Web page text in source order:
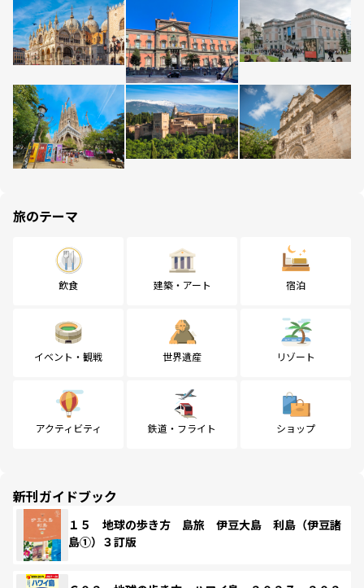
旅のテーマ
飲食 建築・アート 宿泊
イベント・観戦 世界遺産 リゾート
アクティビティ 鉄道・フライト ショップ
新刊ガイドブック
１５ 地球の歩き方 島旅 伊豆大島 利島（伊豆諸
島①）３訂版